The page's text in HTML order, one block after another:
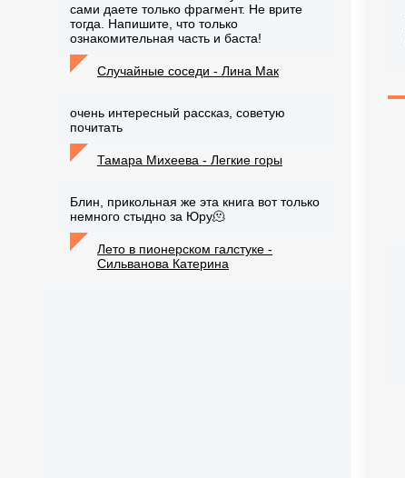
сами даете только фрагмент. Не врите
тогда. Напишите, что только
ознакомительная часть и баста!
Случайные соседи - Лина Мак
очень интересный рассказ, советую
почитать
Тамара Михеева - Легкие горы
Блин, прикольная же эта книга вот только
немного стыдно за Юру🫠
Лето в пионерском галстуке -
Сильванова Катерина